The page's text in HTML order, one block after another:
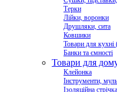
Терки
Лійки, воронки
Друшляки, сита
Ковшики
Товари для кухні
Банки та ємності
Товари для
Клейонка
Інструменти,
Ізоляційна